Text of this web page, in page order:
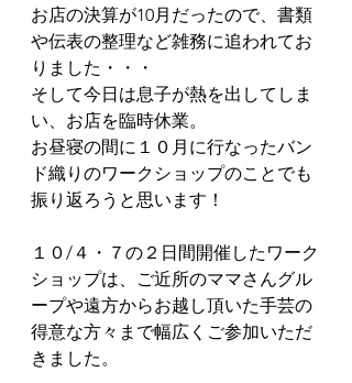
お店の決算が10月だったので、書類
や伝表の整理など雑務に追われてお
りました・・・
そして今日は息子が熱を出してしま
い、お店を臨時休業。
お昼寝の間に１０月に行なったバン
ド織りのワークショップのことでも
振り返ろうと思います！
１０/４・７の２日間開催したワーク
ショップは、ご近所のママさんグル
ープや遠方からお越し頂いた手芸の
得意な方々まで幅広くご参加いただ
きました。